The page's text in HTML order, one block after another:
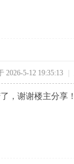
2026-5-12 19:35:13
，谢谢楼主分享！